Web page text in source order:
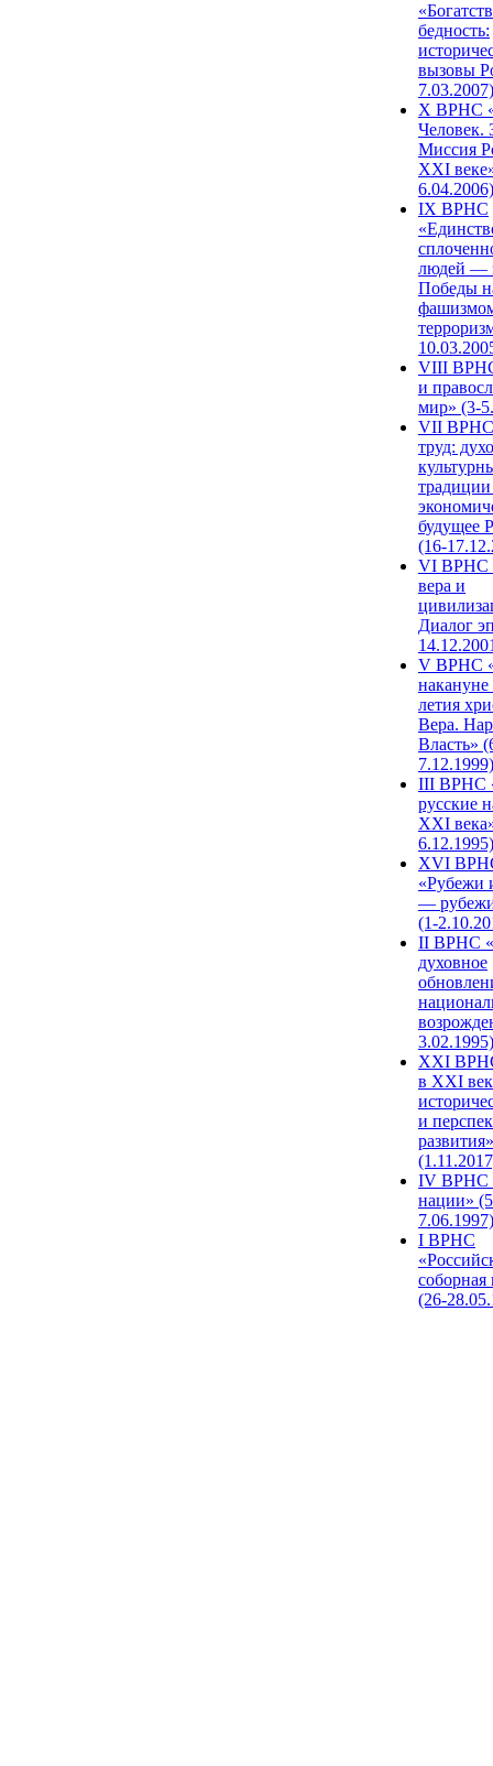
бедность:
вызовы
7.03.2007)
X ВРНС
Человек.
Миссия
XXI
6.04.2006)
IX ВРНС
людей —
Победы
VIII
и
мир» (3-
VII ВРНС
труд:
будущее
(16-
VI ВРНС
вера и
Диалог
V ВРНС
накануне
летия
Вера.
Власть»
7.12.1999)
III ВРНС
русские
XXI
6.12.1995)
XVI
«Рубежи
—
(1-
II ВРНС
духовное
3.02.1995)
XХI
в XXI
и
развития»
IV ВРНС
нации»
7.06.1997)
I ВРНС
(26-